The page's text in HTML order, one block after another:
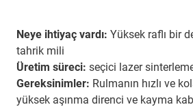
Neye ihtiyaç vardı: Yüksek raflı bir
tahrik mili
Üretim süreci: seçici lazer
Gereksinimler: Rulmanın hızlı ve
yüksek aşınma direnci ve kayma